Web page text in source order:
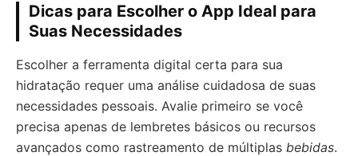
Dicas para Escolher o App Ideal para
Suas Necessidades
Escolher a ferramenta digital certa para sua
hidratação requer uma análise cuidadosa de suas
necessidades pessoais. Avalie primeiro se você
precisa apenas de lembretes básicos ou recursos
avançados como rastreamento de múltiplas bebidas.